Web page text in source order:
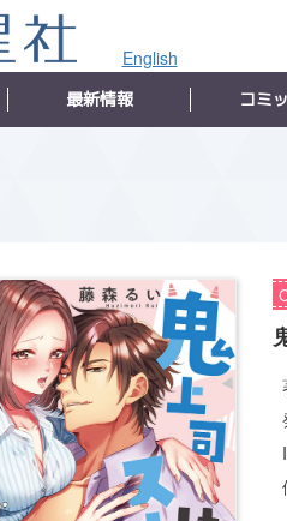
English
最新情報 コミ